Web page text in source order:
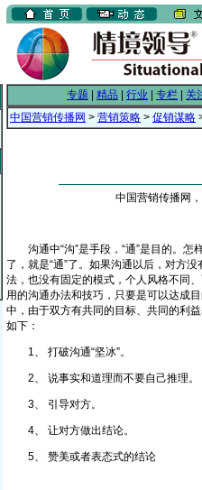
专题 精品 行业 专栏 关
中国营销传播网 > 营销策略 > 促销谋略
中国营销传播网
沟通中“沟”是手段，“通”是目的。怎
了，就是“通”了。如果沟通以后，对方
法，也没有固定的模式，个人风格不同
用的沟通办法和技巧，只要是可以达成
中，由于双方有共同的目标、共同的利
如下：
1、 打破沟通“坚冰”。
2、 说事实和道理而不要自己推理。
3、 引导对方。
4、 让对方做出结论。
5、 赞美或者表态式的结论